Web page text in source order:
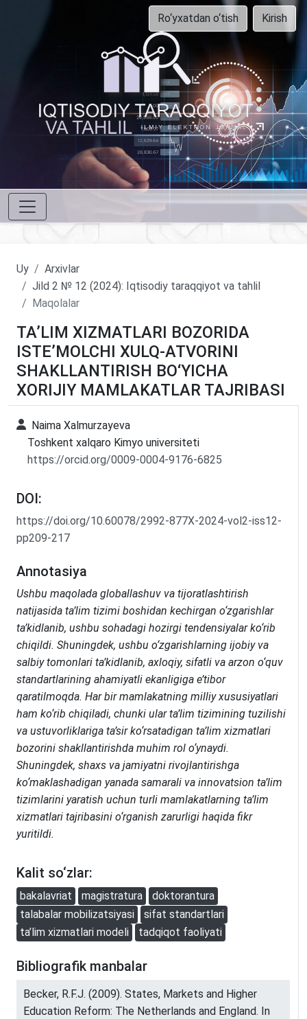
Ro‘yxatdan o‘tish Kirish
Uy
Arxivlar
Jild 2 № 12 (2024): Iqtisodiy taraqqiyot va tahlil
Maqolalar
TA’LIM XIZMATLARI BOZORIDA
ISTE’MOLCHI XULQ-ATVORINI
SHAKLLANTIRISH BO‘YICHA
XORIJIY MAMLAKATLAR TAJRIBASI
Naima Xalmurzayeva
Toshkent xalqaro Kimyo universiteti
https://orcid.org/0009-0004-9176-6825
DOI:
https://doi.org/10.60078/2992-877X-2024-vol2-iss12-
pp209-217
Annotasiya
Ushbu maqolada globallashuv va tijoratlashtirish
natijasida ta’lim tizimi boshidan kechirgan o‘zgarishlar
ta’kidlanib, ushbu sohadagi hozirgi tendensiyalar ko‘rib
chiqildi. Shuningdek, ushbu o‘zgarishlarning ijobiy va
salbiy tomonlari ta’kidlanib, axloqiy, sifatli va arzon o‘quv
standartlarining ahamiyatli ekanligiga e’tibor
qaratilmoqda. Har bir mamlakatning milliy xususiyatlari
ham ko‘rib chiqiladi, chunki ular ta’lim tizimining tuzilishi
va ustuvorliklariga ta’sir ko‘rsatadigan ta’lim xizmatlari
bozorini shakllantirishda muhim rol o‘ynaydi.
Shuningdek, shaxs va jamiyatni rivojlantirishga
ko‘maklashadigan yanada samarali va innovatsion ta’lim
tizimlarini yaratish uchun turli mamlakatlarning ta’lim
xizmatlari tajribasini o‘rganish zarurligi haqida fikr
yuritildi.
Kalit so‘zlar:
bakalavriat magistratura
doktorantura
talabalar mobilizatsiyasi
sifat standartlari
ta’lim xizmatlari modeli
tadqiqot faoliyati
Bibliografik manbalar
Becker, R.F.J. (2009). States, Markets and Higher
Education Reform: The Netherlands and England. In